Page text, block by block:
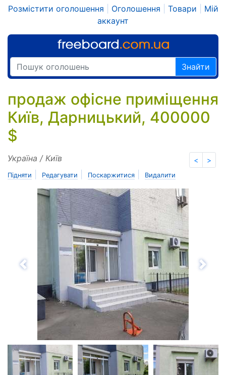
Розмістити оголошення Оголошення Товари
Мій
аккаунт
Знайти
продаж офісне приміщення
Київ, Дарницький, 400000
$
< >
Україна / Київ
Підняти Редагувати Поскаржитися Видалити
Назад